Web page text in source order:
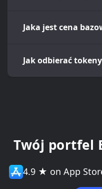
Jaka jest cena
Jak odbierać tokeny
Twój portfel
4.9 ★ on App